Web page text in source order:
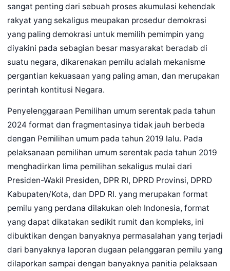
sangat penting dari sebuah proses akumulasi kehendak
rakyat yang sekaligus meupakan prosedur demokrasi
yang paling demokrasi untuk memilih pemimpin yang
diyakini pada sebagian besar masyarakat beradab di
suatu negara, dikarenakan pemilu adalah mekanisme
pergantian kekuasaan yang paling aman, dan merupakan
perintah kontitusi Negara.
Penyelenggaraan Pemilihan umum serentak pada tahun
2024 format dan fragmentasinya tidak jauh berbeda
dengan Pemilihan umum pada tahun 2019 lalu. Pada
pelaksanaan pemilihan umum serentak pada tahun 2019
menghadirkan lima pemilihan sekaligus mulai dari
Presiden-Wakil Presiden, DPR RI, DPRD Provinsi, DPRD
Kabupaten/Kota, dan DPD RI. yang merupakan format
pemilu yang perdana dilakukan oleh Indonesia, format
yang dapat dikatakan sedikit rumit dan kompleks, ini
dibuktikan dengan banyaknya permasalahan yang terjadi
dari banyaknya laporan dugaan pelanggaran pemilu yang
dilaporkan sampai dengan banyaknya panitia pelaksaan